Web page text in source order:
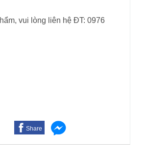
vui lòng liên hệ ĐT: 0976
Share